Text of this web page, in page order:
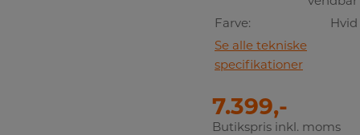
Farve:
Hvid
Se alle tekniske
specifikationer
7.399,-
Butikspris inkl. moms